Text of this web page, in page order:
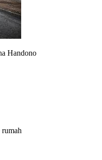
Handono